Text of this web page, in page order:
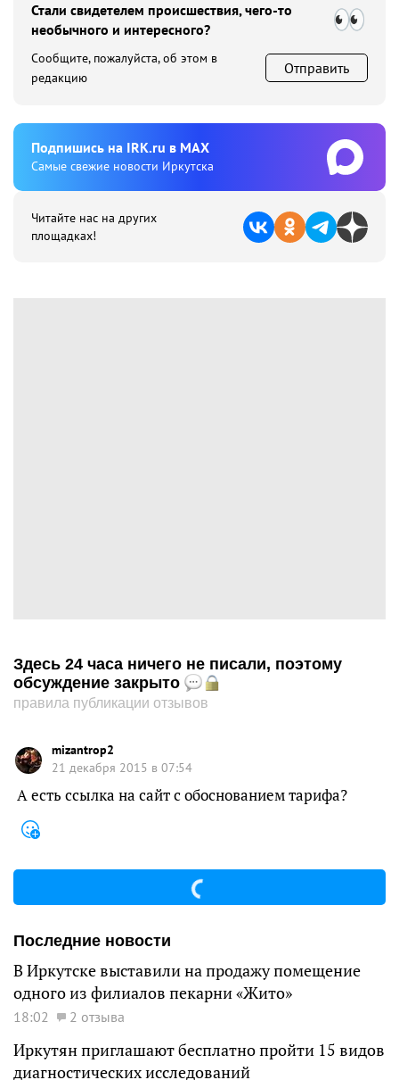
Стали свидетелем происшествия, чего-то
необычного и интересного?
Сообщите, пожалуйста, об этом в
редакцию
Отправить
Подпишиcь на IRK.ru в MAX
Cамые свежие новости Иркутска
Читайте нас на других
площадках!
Здесь 24 часа ничего не писали, поэтому
обсуждение закрыто
правила публикации отзывов
mizantrop2
21 декабря 2015 в 07:54
А есть ссылка на сайт с обоснованием тарифа?
Последние новости
В Иркутске выставили на продажу помещение
одного из филиалов пекарни «Жито»
18:02 2 отзыва
Иркутян приглашают бесплатно пройти 15 видов
диагностических исследований